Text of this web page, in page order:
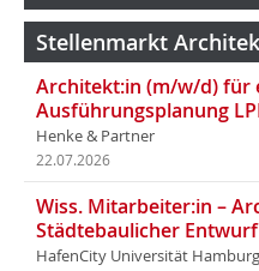
Stellenmarkt
Architekt:in (m/w/d) für
Ausführungsplanung
Henke & Partner
22.07.2026
Wiss. Mitarbeiter:in –
Städtebaulicher
HafenCity Universität Hamburg